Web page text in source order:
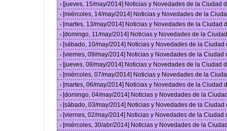
› [jueves, 15/may/2014] Noticias y Novedades de la Ciudad
› [miércoles, 14/may/2014] Noticias y Novedades de la
› [martes, 13/may/2014] Noticias y Novedades de la Ciudad
› [domingo, 11/may/2014] Noticias y Novedades de la
› [sábado, 10/may/2014] Noticias y Novedades de la
› [viernes, 09/may/2014] Noticias y Novedades de la
› [jueves, 08/may/2014] Noticias y Novedades de la Ciudad
› [miércoles, 07/may/2014] Noticias y Novedades de la
› [martes, 06/may/2014] Noticias y Novedades de la Ciudad
› [domingo, 04/may/2014] Noticias y Novedades de la
› [sábado, 03/may/2014] Noticias y Novedades de la
› [viernes, 02/may/2014] Noticias y Novedades de la
› [miércoles, 30/abr/2014] Noticias y Novedades de la